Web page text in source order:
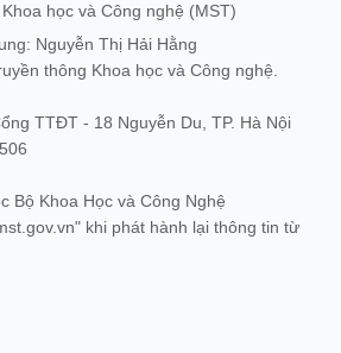
học và Công nghệ (MST)
Nguyễn Thị Hải Hằng
thông Khoa học và Công nghệ.
TTĐT - 18 Nguyễn Du, TP. Hà Nội
Bộ Khoa Học và Công Nghệ
khi phát hành lại thông tin từ